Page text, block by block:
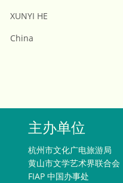
XUNYI HE
China
主办单位
杭州市文化广电旅游局
黄山市文学艺术界联合会
FIAP 中国办事处